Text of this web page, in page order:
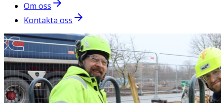
Om oss
Kontakta oss